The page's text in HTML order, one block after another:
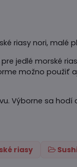
riasy nori, malé
jedlé morské
možno použiť
Výborne sa
riasy